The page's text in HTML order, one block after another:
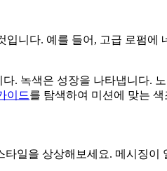
니다. 예를 들어, 고급 로펌에
. 녹색은 성장을 나타냅니다.
이드를 탐색하여 미션에 맞는
일을 상상해보세요. 메시징이